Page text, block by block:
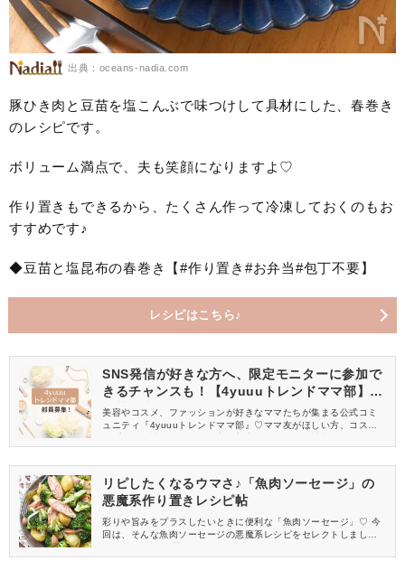
出典：oceans-nadia.com
豚ひき肉と豆苗を塩こんぶで味つけして具材にした、春巻き
のレシピです。
ボリューム満点で、夫も笑顔になりますよ♡
作り置きもできるから、たくさん作って冷凍しておくのもお
すすめです♪
◆豆苗と塩昆布の春巻き【#作り置き#お弁当#包丁不要】
レシピはこちら♪
SNS発信が好きな方へ、限定モニターに参加で
きるチャンスも！【4yuuuトレンドママ部】部
員募集中
美容やコスメ、ファッションが好きなママたちが集まる公式コミ
ュニティ『4yuuuトレンドママ部』♡ママ友がほしい方、コスメサ
信してくれる方を募集しています！
リピしたくなるウマさ♪「魚肉ソーセージ」の
悪魔系作り置きレシピ帖
彩りや旨みをプラスしたいときに便利な「魚肉ソーセージ」♡ 今
回は、そんな魚肉ソーセージの悪魔系レシピをセレクトしまし